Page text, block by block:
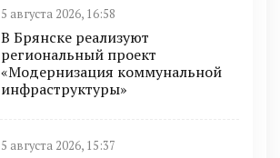
5 августа 2026, 16:58
В Брянске реализуют
региональный проект
«Модернизация коммунальной
инфраструктуры»
5 августа 2026, 15:37